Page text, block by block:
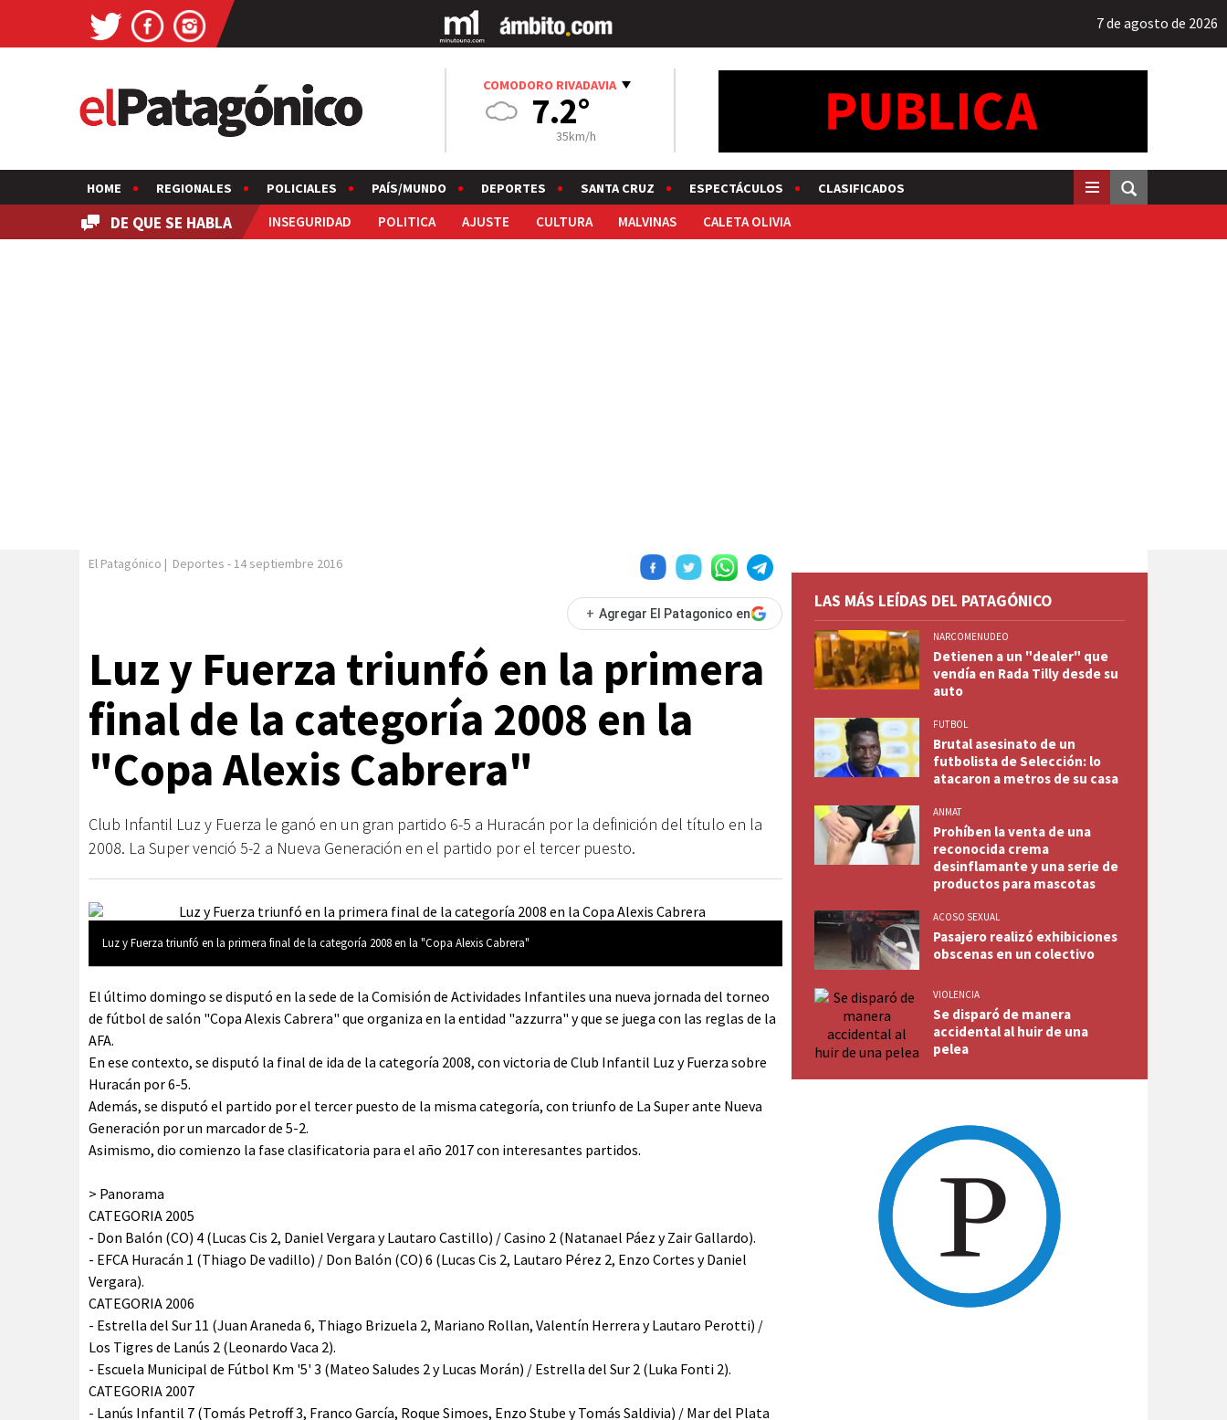
7 de agosto de 2026
COMODORO RIVADAVIA
7.2°
35km/h
HOME REGIONALES POLICIALES PAÍS/MUNDO DEPORTES SANTA CRUZ ESPECTÁCULOS CLASIFICADOS
DE QUE SE HABLA INSEGURIDAD POLITICA AJUSTE CULTURA MALVINAS CALETA OLIVIA
El Patagónico | Deportes - 14 septiembre 2016
+ Agregar El Patagonico en
Luz y Fuerza triunfó en la primera
final de la categoría 2008 en la
"Copa Alexis Cabrera"
Club Infantil Luz y Fuerza le ganó en un gran partido 6-5 a Huracán por la definición del título en la
2008. La Super venció 5-2 a Nueva Generación en el partido por el tercer puesto.
Luz y Fuerza triunfó en la primera final de la categoría 2008 en la "Copa Alexis Cabrera"
El último domingo se disputó en la sede de la Comisión de Actividades Infantiles una nueva jornada del torneo
de fútbol de salón "Copa Alexis Cabrera" que organiza en la entidad "azzurra" y que se juega con las reglas de la
AFA.
En ese contexto, se disputó la final de ida de la categoría 2008, con victoria de Club Infantil Luz y Fuerza sobre
Huracán por 6-5.
Además, se disputó el partido por el tercer puesto de la misma categoría, con triunfo de La Super ante Nueva
Generación por un marcador de 5-2.
Asimismo, dio comienzo la fase clasificatoria para el año 2017 con interesantes partidos.
> Panorama
CATEGORIA 2005
- Don Balón (CO) 4 (Lucas Cis 2, Daniel Vergara y Lautaro Castillo) / Casino 2 (Natanael Páez y Zair Gallardo).
- EFCA Huracán 1 (Thiago De vadillo) / Don Balón (CO) 6 (Lucas Cis 2, Lautaro Pérez 2, Enzo Cortes y Daniel
Vergara).
CATEGORIA 2006
- Estrella del Sur 11 (Juan Araneda 6, Thiago Brizuela 2, Mariano Rollan, Valentín Herrera y Lautaro Perotti) /
Los Tigres de Lanús 2 (Leonardo Vaca 2).
- Escuela Municipal de Fútbol Km '5' 3 (Mateo Saludes 2 y Lucas Morán) / Estrella del Sur 2 (Luka Fonti 2).
CATEGORIA 2007
- Lanús Infantil 7 (Tomás Petroff 3, Franco García, Roque Simoes, Enzo Stube y Tomás Saldivia) / Mar del Plata
LAS MÁS LEÍDAS DEL PATAGÓNICO
NARCOMENUDEO
Detienen a un "dealer" que
vendía en Rada Tilly desde su
auto
FUTBOL
Brutal asesinato de un
futbolista de Selección: lo
atacaron a metros de su casa
ANMAT
Prohíben la venta de una
reconocida crema
desinflamante y una serie de
productos para mascotas
ACOSO SEXUAL
Pasajero realizó exhibiciones
obscenas en un colectivo
VIOLENCIA
Se disparó de manera
accidental al huir de una
pelea